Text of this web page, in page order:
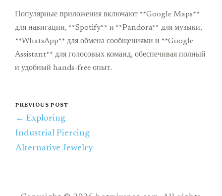
Популярные приложения включают **Google Maps**
для навигации, **Spotify** и **Pandora** для музыки,
**WhatsApp** для обмена сообщениями и **Google
Assistant** для голосовых команд, обеспечивая полный
и удобный hands-free опыт.
PREVIOUS POST
← Exploring
Industrial Piercing
Alternative Jewelry